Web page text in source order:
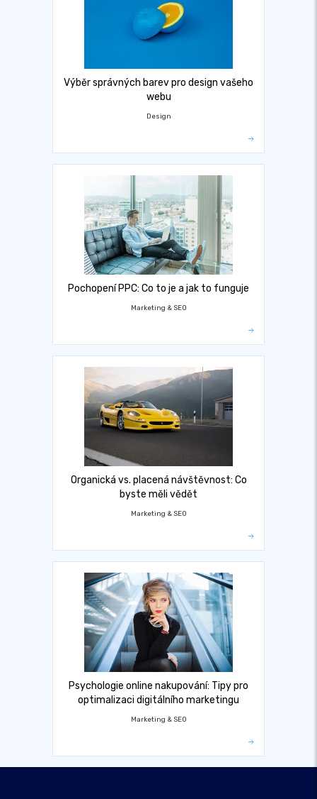
Výběr správných barev pro design vašeho
webu
Design
Pochopení PPC: Co to je a jak to funguje
Marketing & SEO
Organická vs. placená návštěvnost: Co
byste měli vědět
Marketing & SEO
Psychologie online nakupování: Tipy pro
optimalizaci digitálního marketingu
Marketing & SEO